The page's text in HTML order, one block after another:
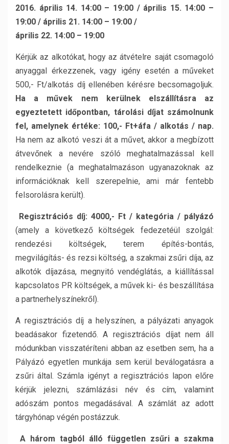
2016. április 14. 14:00 – 19:00 / április 15. 14:00 –
19:00 / április 21. 14:00 – 19:00 /
április 22. 14:00 – 19:00
Kérjük az alkotókat, hogy az átvételre saját csomagoló
anyaggal érkezzenek, vagy igény esetén a műveket
500,- Ft/alkotás díj ellenében kérésre becsomagoljuk.
Ha a művek nem kerülnek elszállításra az
egyeztetett időpontban, tárolási díjat számolnunk
fel, amelynek értéke: 100,- Ft+áfa / alkotás / nap.
Ha nem az alkotó veszi át a művet, akkor a megbízott
átvevőnek a nevére szóló meghatalmazással kell
rendelkeznie (a meghatalmazáson ugyanazoknak az
információknak kell szerepelnie, ami már fentebb
felsorolásra került).
Regisztrációs díj: 4000,- Ft / kategória / pályázó
(amely a következő költségek fedezetéül szolgál:
rendezési költségek, terem építés-bontás,
megvilágítás- és rezsi költség, a szakmai zsűri díja, az
alkotók díjazása, megnyitó vendéglátás, a kiállítással
kapcsolatos PR költségek, a művek ki- és beszállítása
a partnerhelyszínekről).
A regisztrációs díj a helyszínen, a pályázati anyagok
beadásakor fizetendő. A regisztrációs díjat nem áll
módunkban visszatéríteni abban az esetben sem, ha a
Pályázó egyetlen munkája sem kerül beválogatásra a
zsűri által. Számla igényt a regisztrációs lapon előre
kérjük jelezni, számlázási név és cím, valamint
adószám pontos megadásával. A számlát az adott
tárgyhónap végén postázzuk.
A három tagból álló független zsűri a szakma